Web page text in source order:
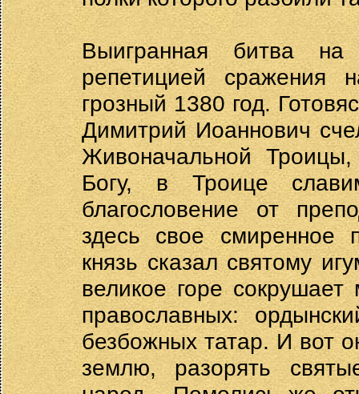
Выигранная битва
репетицией сражения
грозный 1380 год.
Димитрий Иоаннович
Живоначальной
Богу, в Троице
благословение от
здесь свое смиренное
князь сказал святому
великое горе
православных:
безбожных татар. И вот
землю, разорять